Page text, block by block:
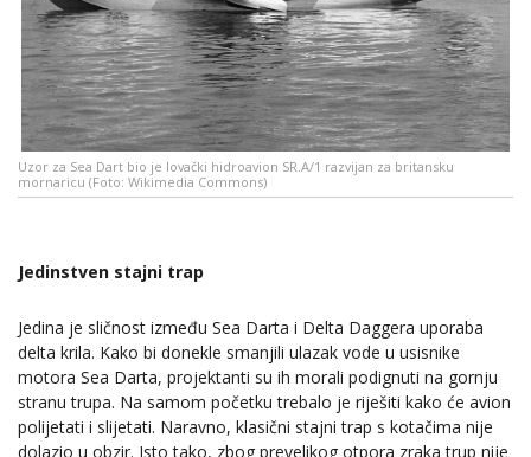
Uzor za Sea Dart bio je lovački hidroavion SR.A/1 razvijan za britansku
mornaricu (Foto: Wikimedia Commons)
Jedinstven stajni trap
Jedina je sličnost između Sea Darta i Delta Daggera uporaba
delta krila. Kako bi donekle smanjili ulazak vode u usisnike
motora Sea Darta, projektanti su ih morali podignuti na gornju
stranu trupa. Na samom početku trebalo je riješiti kako će avion
polijetati i slijetati. Naravno, klasični stajni trap s kotačima nije
dolazio u obzir. Isto tako, zbog prevelikog otpora zraka trup nije